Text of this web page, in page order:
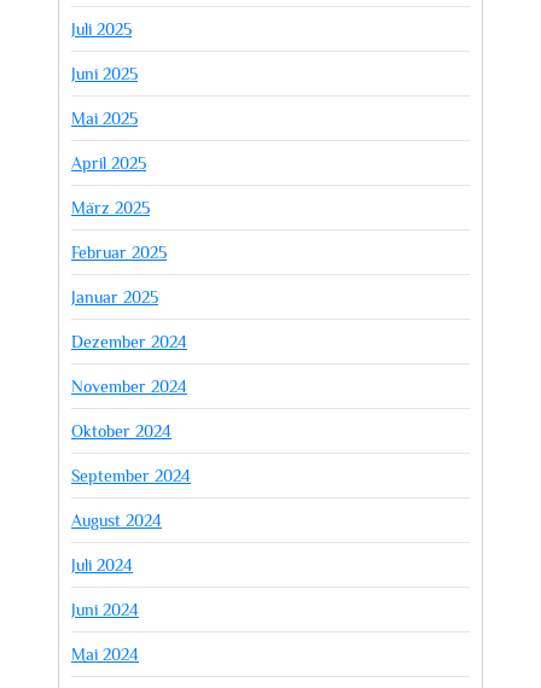
Juli 2025
Juni 2025
Mai 2025
April 2025
März 2025
Februar 2025
Januar 2025
Dezember 2024
November 2024
Oktober 2024
September 2024
August 2024
Juli 2024
Juni 2024
Mai 2024